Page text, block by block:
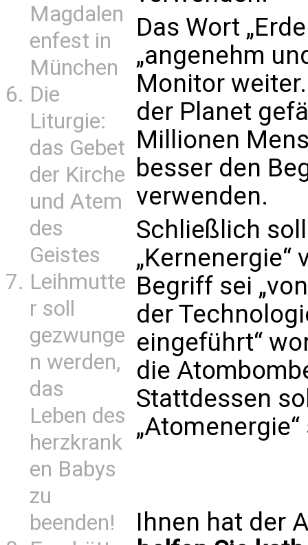
Magdalen
enfest in
München
Die
Liturgie:
das Gebet
der Kirche
und Atem
des
Geistes
Leihmutte
r soll
gezwunge
n werden,
das
Leben des
herzkrank
en Babys
zu
beenden!
Das Wort
„angenehm
Monitor
der Planet
Millionen
besser den
verwenden.
Schließlich
Begriff sei
der
eingeführt“
die
Stattdessen
Ihnen hat der